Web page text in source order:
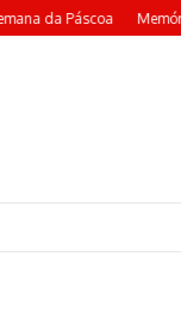
da Páscoa Memória